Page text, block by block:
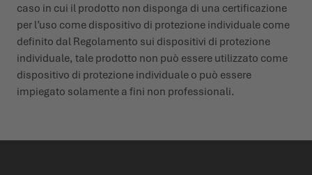
caso in cui il prodotto non disponga di una certificazione
per l’uso come dispositivo di protezione individuale come
definito dal Regolamento sui dispositivi di protezione
individuale, tale prodotto non può essere utilizzato come
dispositivo di protezione individuale o può essere
impiegato solamente a fini non profes­sionali.